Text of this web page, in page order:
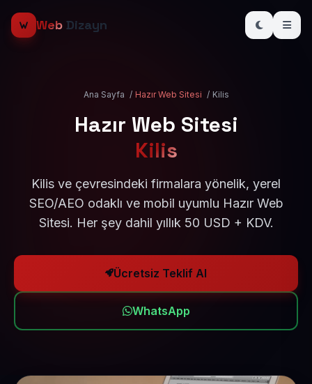
Web Dizayn
Ana Sayfa / Hazır Web Sitesi / Kilis
Hazır Web Sitesi
Kilis
Kilis ve çevresindeki firmalara yönelik, yerel
SEO/AEO odaklı ve mobil uyumlu Hazır Web
Sitesi. Her şey dahil yıllık 50 USD + KDV.
Ücretsiz Teklif Al
WhatsApp